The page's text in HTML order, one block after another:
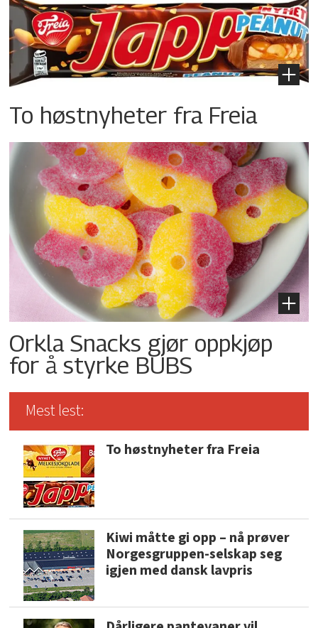
To høstnyheter fra Freia
Orkla Snacks gjør oppkjøp
for å styrke BUBS
Mest lest:
To høstnyheter fra Freia
Kiwi måtte gi opp – nå prøver
Norgesgruppen-selskap seg
igjen med dansk lavpris